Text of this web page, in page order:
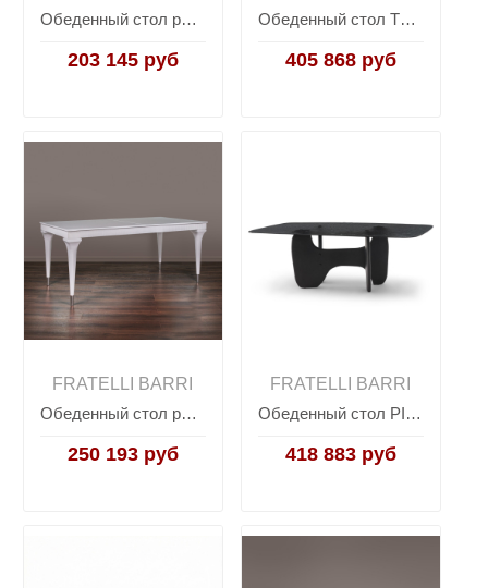
Обеденный стол раздвижной VENEZIA, FRATELLI BARRI
203 145 руб
Обеденный стол TERNI, FRATELLI BARRI
405 868 руб
FRATELLI BARRI
Обеденный стол раздвижной RIMINI, FRATELLI BARRI
250 193 руб
FRATELLI BARRI
Обеденный стол PIRRI, FRATELLI BARRI
418 883 руб